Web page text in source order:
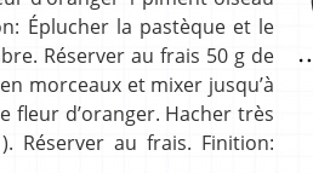
Éplucher la pastèque et le
Réserver au frais 50 g de
morceaux et mixer jusqu’à
fleur d’oranger. Hacher très
Réserver au frais. Finition: